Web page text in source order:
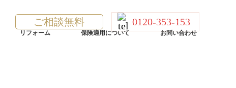
ご相談無料 0120-353-153
リフォーム 保険適用について お問い合わせ